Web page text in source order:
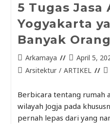
5 Tugas Jasa
Yogyakarta
Banyak
Arkamaya
April 5,
Arsitektur / ARTIKEL
Berbicara tentang rumah
wilayah Jogja pada
pernah lepas dari yang